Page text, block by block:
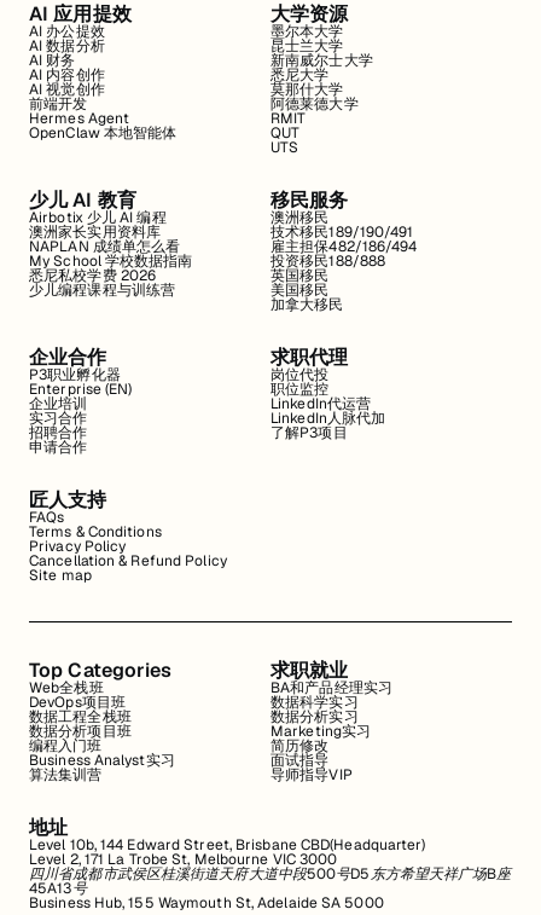
AI 应用提效
AI 办公提效
AI 数据分析
AI 财务
AI 内容创作
AI 视觉创作
前端开发
Hermes Agent
OpenClaw 本地智能体
大学资源
墨尔本大学
昆士兰大学
新南威尔士大学
悉尼大学
莫那什大学
阿德莱德大学
RMIT
QUT
UTS
少儿 AI 教育
Airbotix 少儿 AI 编程
澳洲家长实用资料库
NAPLAN 成绩单怎么看
My School 学校数据指南
悉尼私校学费 2026
少儿编程课程与训练营
移民服务
澳洲移民
技术移民189/190/491
雇主担保482/186/494
投资移民188/888
英国移民
美国移民
加拿大移民
企业合作
P3职业孵化器
Enterprise (EN)
企业培训
实习合作
招聘合作
申请合作
求职代理
岗位代投
职位监控
LinkedIn代运营
LinkedIn人脉代加
了解P3项目
匠人支持
FAQs
Terms & Conditions
Privacy Policy
Cancellation & Refund Policy
Site map
Top Categories
Web全栈班
DevOps项目班
数据工程全栈班
数据分析项目班
编程入门班
Business Analyst实习
算法集训营
求职就业
BA和产品经理实习
数据科学实习
数据分析实习
Marketing实习
简历修改
面试指导
导师指导VIP
地址
Level 10b, 144 Edward Street, Brisbane CBD(Headquarter)
Level 2, 171 La Trobe St, Melbourne VIC 3000
四川省成都市武侯区桂溪街道天府大道中段500号D5东方希望天祥广场B座
45A13号
Business Hub, 155 Waymouth St, Adelaide SA 5000